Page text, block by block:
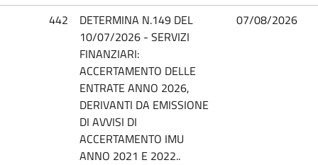
442
DETERMINA N.149 DEL
10/07/2026 - SERVIZI
FINANZIARI:
ACCERTAMENTO DELLE
ENTRATE ANNO 2026,
DERIVANTI DA EMISSIONE
DI AVVISI DI
ACCERTAMENTO IMU
ANNO 2021 E 2022..
07/08/2026